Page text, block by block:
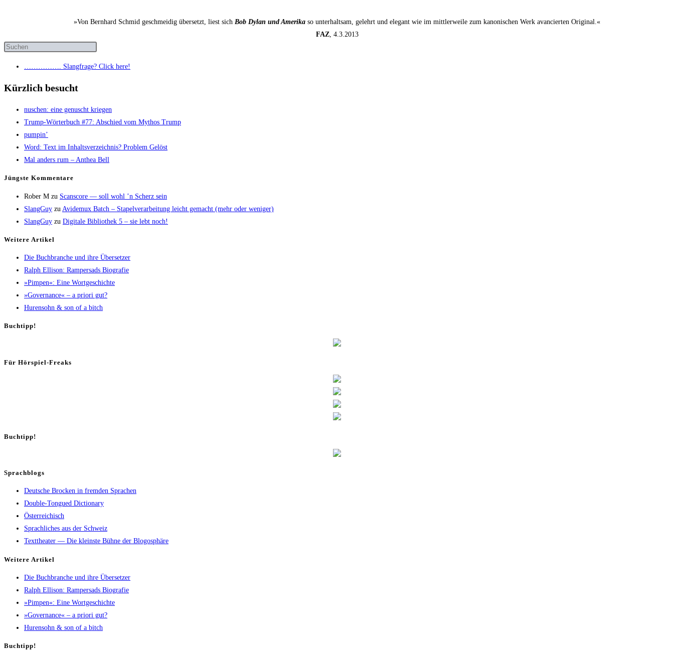
»Von Bernhard Schmid geschmeidig übersetzt, liest sich Bob Dylan und Amerika so unterhaltsam, gelehrt und elegant wie im mittlerweile zum kanonischen Werk avancierten Original.«
FAZ, 4.3.2013
……………. Slang­fra­ge? Click here!
Kürzlich besucht
nuschen: eine genuscht kriegen
Trump-Wör­ter­buch #77: Abschied vom Mythos Trump
pum­pin’
Word: Text im Inhalts­ver­zeich­nis? Pro­blem Gelöst
Mal anders rum – Anthea Bell
Jüngs­te Kommentare
Rober M zu Scans­core — soll wohl ’n Scherz sein
SlangGuy zu Avi­de­mux Batch – Sta­pel­ver­ar­bei­tung leicht gemacht (mehr oder weniger)
SlangGuy zu Digi­ta­le Biblio­thek 5 – sie lebt noch!
Wei­te­re Artikel
Die Buch­bran­che und ihre Übersetzer
Ralph Elli­son: Ram­pers­ads Biografie
»Pim­pen«: Eine Wortgeschichte
»Gover­nan­ce« – a prio­ri gut?
Huren­sohn & son of a bitch
Buch­tipp!
Für Hör­spiel-Freaks
Buch­tipp!
Sprachblogs
Deutsche Brocken in fremden Sprachen
Double-Tongued Dictionary
Österreichisch
Sprachliches aus der Schweiz
Texttheater — Die kleinste Bühne der Blogosphäre
Wei­te­re Artikel
Die Buch­bran­che und ihre Übersetzer
Ralph Elli­son: Ram­pers­ads Biografie
»Pim­pen«: Eine Wortgeschichte
»Gover­nan­ce« – a prio­ri gut?
Huren­sohn & son of a bitch
Buch­tipp!